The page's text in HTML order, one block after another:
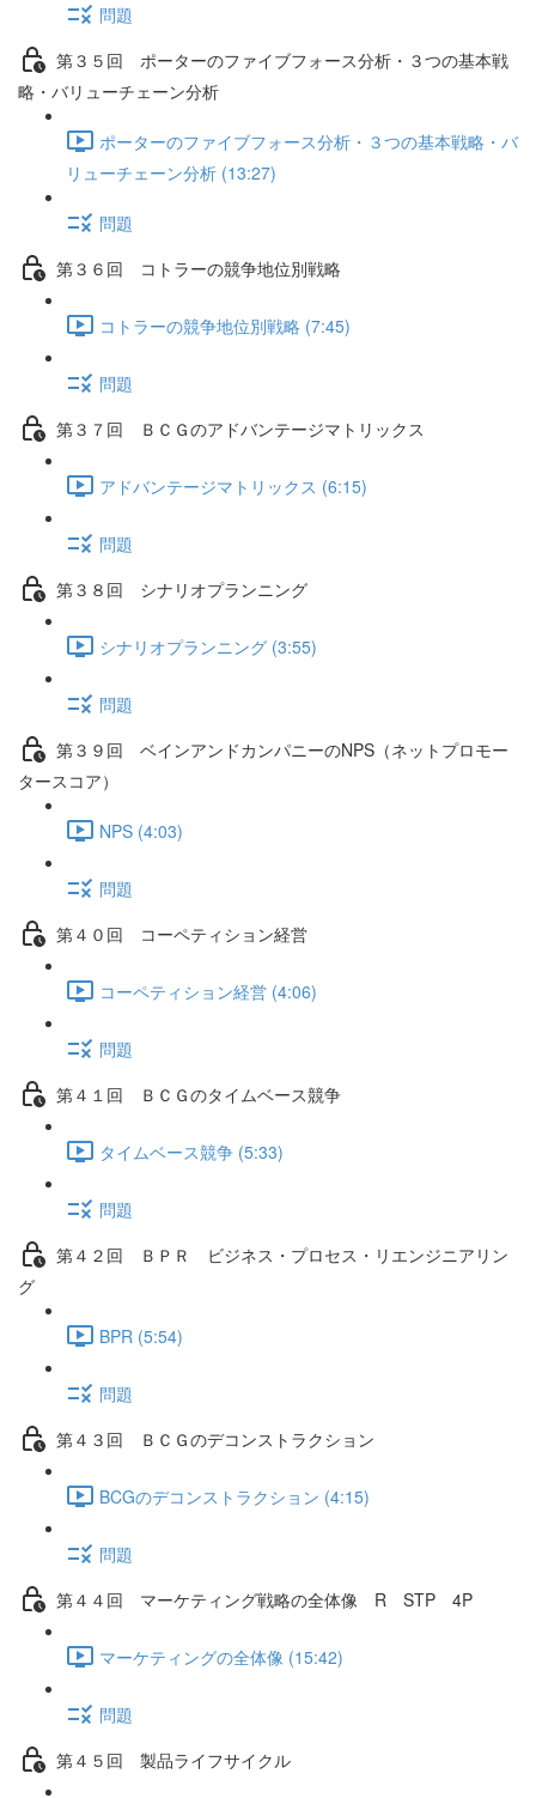
問題
第３５回 ポーターのファイブフォース分析・３つの基本戦
略・バリューチェーン分析
ポーターのファイブフォース分析・３つの基本戦略・バ
リューチェーン分析 (13:27)
問題
第３６回 コトラーの競争地位別戦略
コトラーの競争地位別戦略 (7:45)
問題
第３７回 ＢＣＧのアドバンテージマトリックス
アドバンテージマトリックス (6:15)
問題
第３８回 シナリオプランニング
シナリオプランニング (3:55)
問題
第３９回 ベインアンドカンパニーのNPS（ネットプロモー
タースコア）
NPS (4:03)
問題
第４０回 コーペティション経営
コーペティション経営 (4:06)
問題
第４１回 ＢＣＧのタイムベース競争
タイムベース競争 (5:33)
問題
第４２回 ＢＰＲ ビジネス・プロセス・リエンジニアリン
グ
BPR (5:54)
問題
第４３回 ＢＣＧのデコンストラクション
BCGのデコンストラクション (4:15)
問題
第４４回 マーケティング戦略の全体像 R STP 4P
マーケティングの全体像 (15:42)
問題
第４５回 製品ライフサイクル